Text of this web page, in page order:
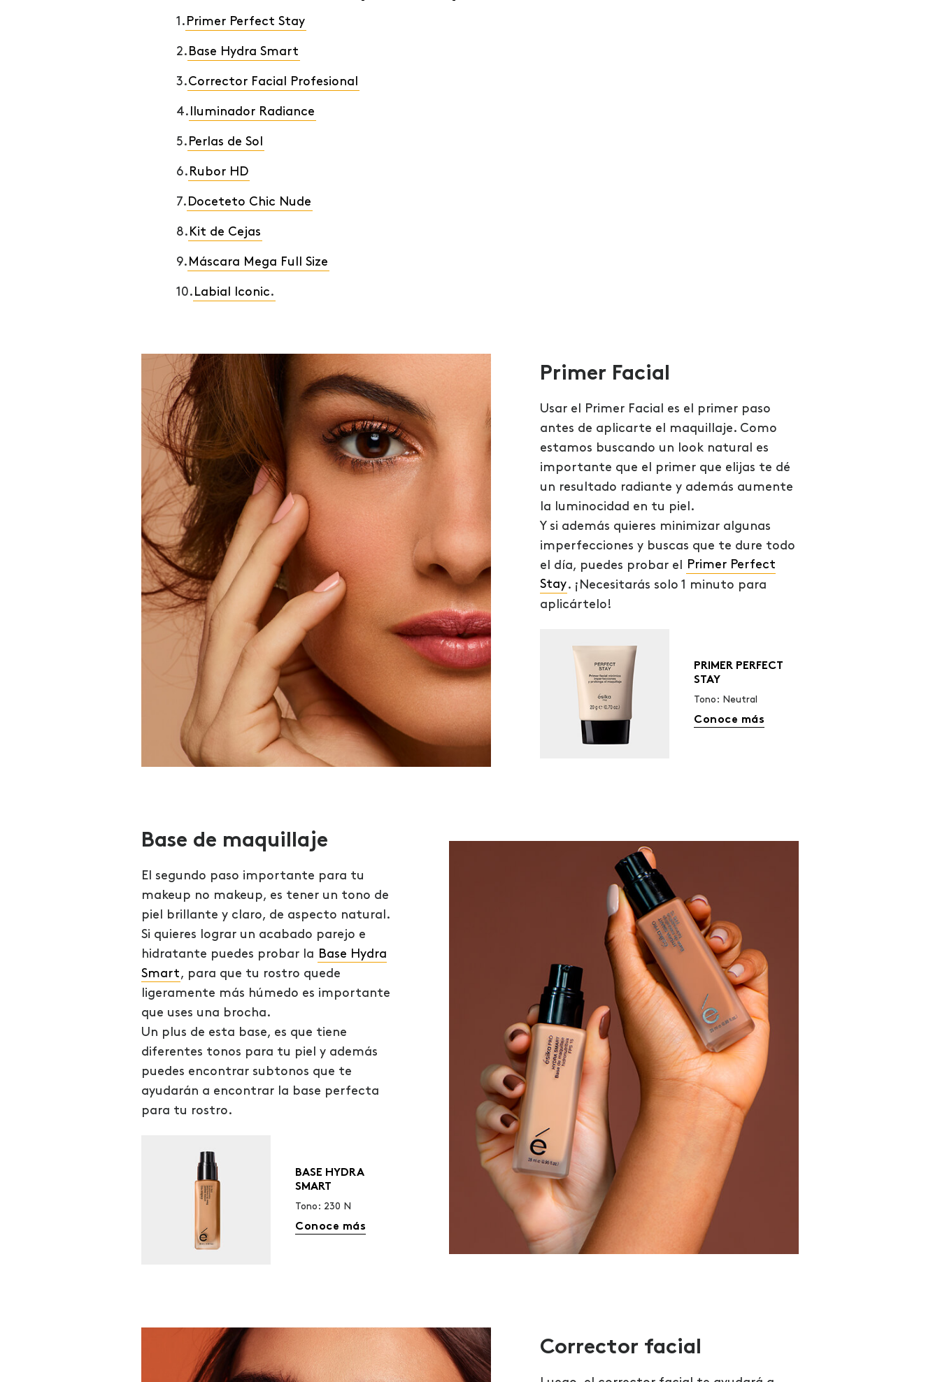
1. Primer Perfect Stay
2. Base Hydra Smart
3.Corrector Facial Profesional
4. Iluminador Radiance
5. Perlas de Sol
6. Rubor HD
7. Doceteto Chic Nude
8. Kit de Cejas
9. Máscara Mega Full Size
10. Labial Iconic.
Primer Facial
Usar el Primer Facial es el primer paso
antes de aplicarte el maquillaje. Como
estamos buscando un look natural es
importante que el primer que elijas te dé
un resultado radiante y además aumente
la luminocidad en tu piel.
Y si además quieres minimizar algunas
imperfecciones y buscas que te dure todo
el día, puedes probar el
Primer Perfect
Stay. ¡Necesitarás solo 1 minuto para
aplicártelo!
PRIMER PERFECT
STAY
Tono: Neutral
Conoce más
Base de maquillaje
El segundo paso importante para tu
makeup no makeup, es tener un tono de
piel brillante y claro, de aspecto natural.
Si quieres lograr un acabado parejo e
hidratante puedes probar la Base Hydra
Smart, para que tu rostro quede
ligeramente más húmedo es importante
que uses una brocha.
Un plus de esta base, es que tiene
diferentes tonos para tu piel y además
puedes encontrar subtonos que te
ayudarán a encontrar la base perfecta
para tu rostro.
BASE HYDRA
SMART
Tono: 230 N
Conoce más
Corrector facial